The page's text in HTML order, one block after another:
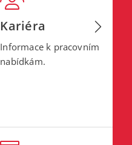
Kariéra
Informace k pracovním
nabídkám.